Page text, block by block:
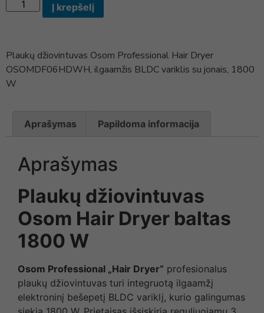
Į krepšelį
Plaukų džiovintuvas Osom Professional Hair Dryer
OSOMDF06HDWH, ilgaamžis BLDC variklis su jonais, 1800
W
Aprašymas Papildoma informacija
Aprašymas
Plaukų džiovintuvas
Osom Hair Dryer baltas
1800 W
Osom Professional „Hair Dryer“ profesionalus
plaukų džiovintuvas turi integruotą ilgaamžį
elektroninį bešepetį BLDC variklį, kurio galingumas